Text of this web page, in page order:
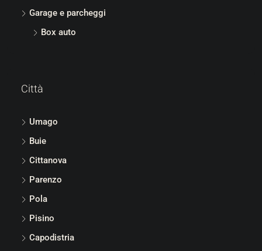
Garage e parcheggi
Box auto
Città
Umago
Buie
Cittanova
Parenzo
Pola
Pisino
Capodistria